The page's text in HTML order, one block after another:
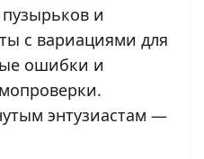
и
с вариациями для
ошибки и
энтузиастам —